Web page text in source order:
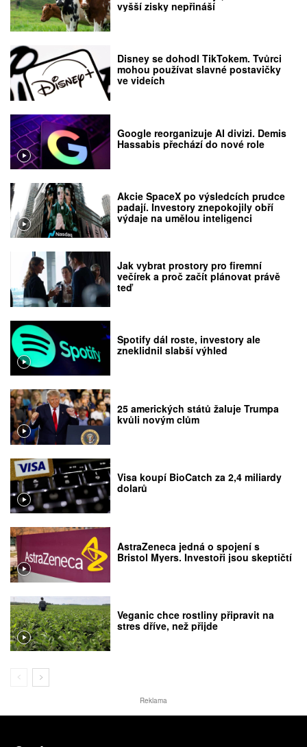
vyšší zisky nepřináší
Disney se dohodl TikTokem. Tvůrci
mohou používat slavné postavičky
ve videích
Google reorganizuje AI divizi. Demis
Hassabis přechází do nové role
Akcie SpaceX po výsledcích prudce
padají. Investory znepokojily obří
výdaje na umělou inteligenci
Jak vybrat prostory pro firemní
večírek a proč začít plánovat právě
teď
Spotify dál roste, investory ale
zneklidnil slabší výhled
25 amerických států žaluje Trumpa
kvůli novým clům
Visa koupí BioCatch za 2,4 miliardy
dolarů
AstraZeneca jedná o spojení s
Bristol Myers. Investoři jsou skeptičtí
Veganic chce rostliny připravit na
stres dříve, než přijde
Reklama